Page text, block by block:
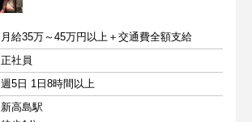
月給35万～45万円以上＋交通費全額支給
正社員
週5日 1日8時間以上
新高島駅